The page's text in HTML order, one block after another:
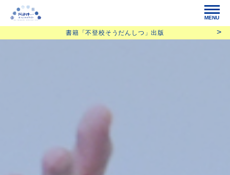
MENU
書籍「不登校そうだんしつ」出版